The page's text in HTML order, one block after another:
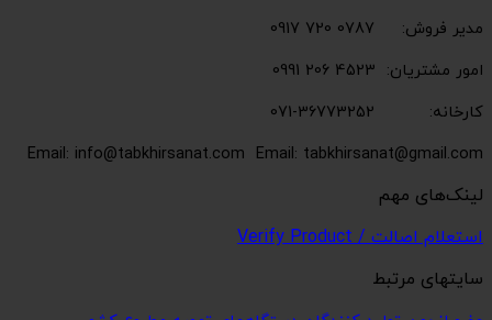
مدیر فروش: 0787 720 0917
امور مشتریان: 4523 206 0991
کارخانه: 36773252-071
Email: info@tabkhirsanat.com Email: tabkhirsanat@gmail.com
لینک‌های مهم
استعلام اصالت / Verify Product
سایتهای مرتبط